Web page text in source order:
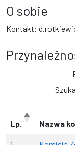
O sobie
Kontakt:
Lp. Nazwa